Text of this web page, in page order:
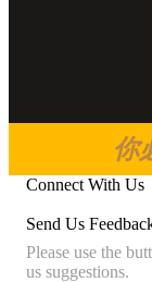
你
Connect With Us
Send Us
Please use the
us suggestions.